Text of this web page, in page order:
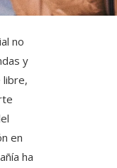
no
y
libre,
en
ha